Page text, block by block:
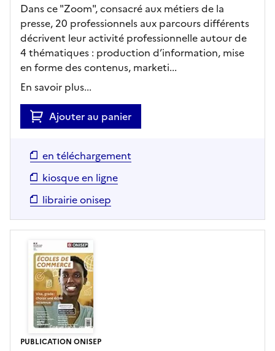
Dans ce "Zoom", consacré aux métiers de la
presse, 20 professionnels aux parcours différents
décrivent leur activité professionnelle autour de
4 thématiques : production d’information, mise
en forme des contenus, marketi...
En savoir plus...
Ajouter au panier
en téléchargement
kiosque en ligne
librairie onisep
PUBLICATION ONISEP